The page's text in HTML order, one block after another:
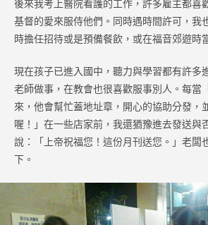
後來我考上醫院看護的工作，許多雇主都喜
基督的愛來服侍他們。同時遇時間許可，我
時擔任招待或是預備餐飲，或在福音郊遊時
現在孩子已進入國中，聽力與學習都有許多
老師做事，在教會也很喜歡服事別人。每當
來，他會幫忙蓋地址章，開心的協助分發，
喔！」在一些店家前，我還猶豫進去發送與
說：「上帝祝福您！這份月刊送您。」老闆
下。